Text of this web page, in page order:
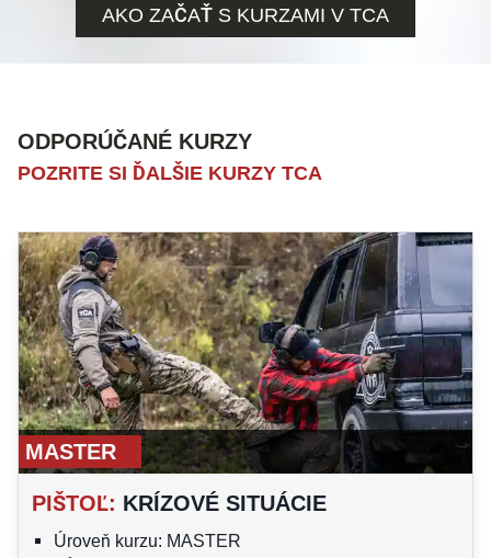
AKO ZAČAŤ S KURZAMI V TCA
ODPORÚČANÉ KURZY
POZRITE SI ĎALŠIE KURZY TCA
MASTER
PIŠTOĽ: KRÍZOVÉ SITUÁCIE
Úroveň kurzu: MASTER